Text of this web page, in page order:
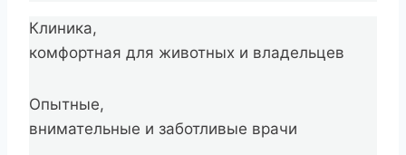
Клиника,
комфортная для животных и владельцев
Опытные,
внимательные и заботливые врачи